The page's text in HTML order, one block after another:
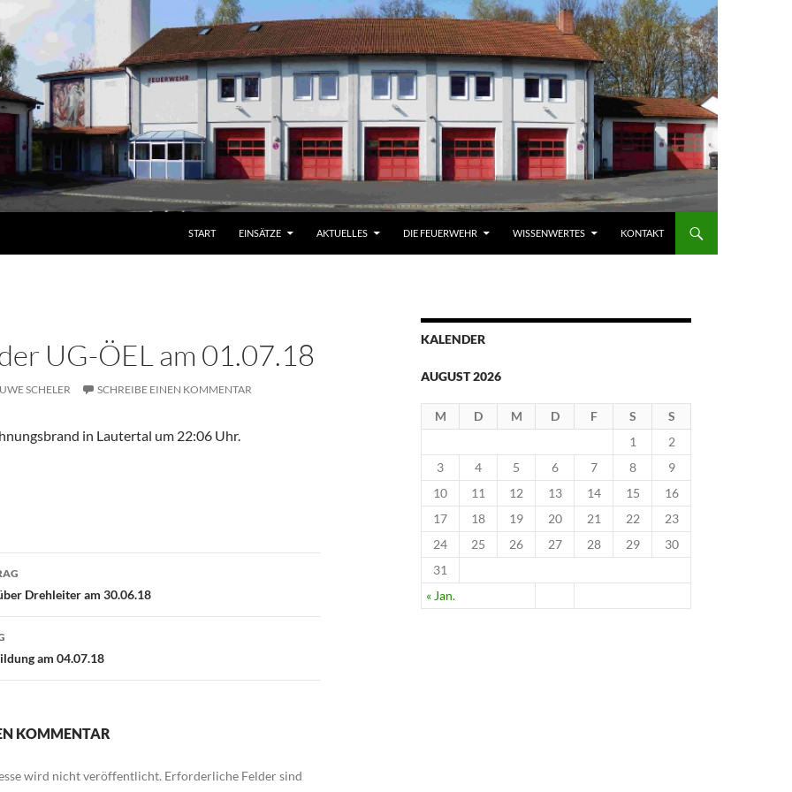
START EINSÄTZE AKTUELLES DIE FEUERWEHR WISSENWERTES KONTAKT
UG-ÖEL am 01.07.18
UWE SCHELER SCHREIBE EINEN KOMMENTAR
in Lautertal um 22:06 Uhr.
Drehleiter am 30.06.18
am 04.07.18
KOMMENTAR
wird nicht veröffentlicht. Erforderliche Felder sind
KALENDER
AUGUST 2026
M D M D F S S
« Jan.
1
2
3
4 5 6 7 8
9
10
11 12 13 14 15
16
17
18 19 20 21 22
23
24
25 26 27 28 29
30
31